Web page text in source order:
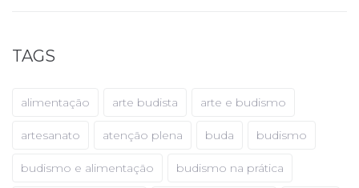
TAGS
alimentação arte budista arte e budismo
artesanato atenção plena buda budismo
budismo e alimentação budismo na prática